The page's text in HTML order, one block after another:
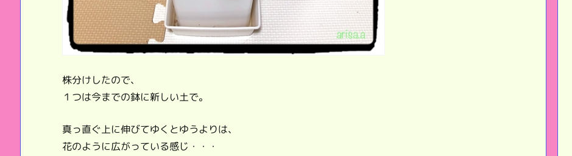
株分けしたので、
１つは今までの鉢に新しい土で。
真っ直ぐ上に伸びてゆくとゆうよりは、
花のように広がっている感じ・・・